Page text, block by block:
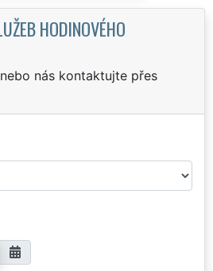
HODINOVÉHO
nás kontaktujte přes